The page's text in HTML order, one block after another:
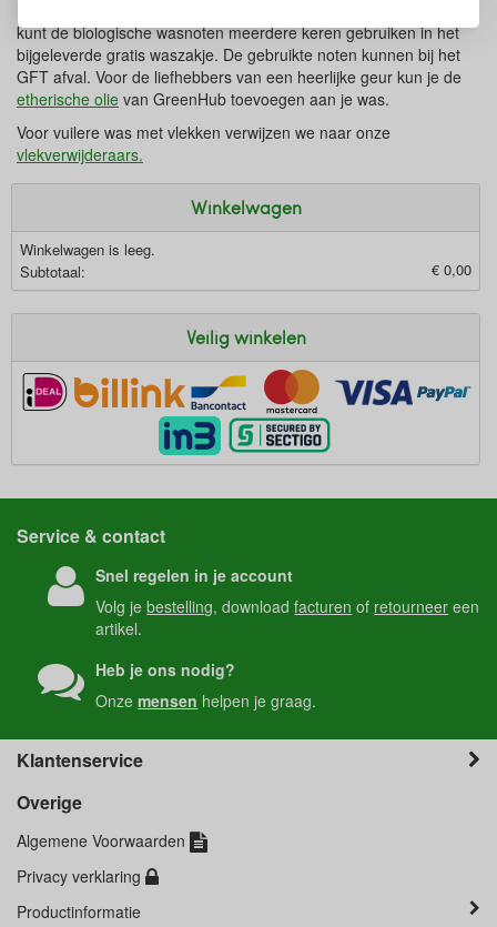
kunt de biologische wasnoten meerdere keren gebruiken in het
bijgeleverde gratis waszakje. De gebruikte noten kunnen bij het
GFT afval. Voor de liefhebbers van een heerlijke geur kun je de
etherische olie van GreenHub toevoegen aan je was.
Voor vuilere was met vlekken verwijzen we naar onze
vlekverwijderaars.
Winkelwagen
Winkelwagen is leeg.
Subtotaal:
€ 0,00
Veilig winkelen
Service & contact
Snel regelen in je account
Volg jebestelling, downloadfacturen of retourneer een
artikel.
Heb je ons nodig?
Onzemensen helpen je graag.
Klantenservice
Overige
Algemene Voorwaarden
Privacy verklaring
Productinformatie